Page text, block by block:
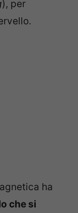
), per
ha
che si